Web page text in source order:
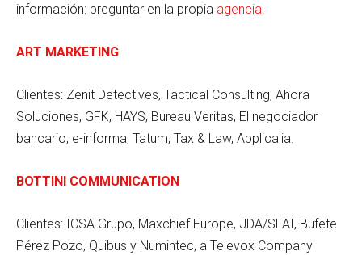
información: preguntar en la propia agencia.
ART MARKETING
Clientes: Zenit Detectives, Tactical Consulting, Ahora
Soluciones, GFK, HAYS, Bureau Veritas, El negociador
bancario, e-informa, Tatum, Tax & Law, Applicalia.
BOTTINI COMMUNICATION
Clientes: ICSA Grupo, Maxchief Europe, JDA/SFAI, Bufete
Pérez Pozo, Quibus y Numintec, a Televox Company